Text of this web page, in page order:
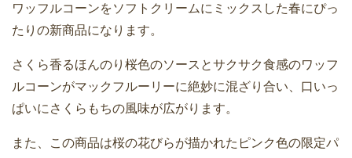
ワッフルコーンをソフトクリームにミックスした春にぴっ
たりの新商品になります。
さくら香るほんのり桜色のソースとサクサク食感のワッフ
ルコーンがマックフルーリーに絶妙に混ざり合い、口いっ
ぱいにさくらもちの風味が広がります。
また、この商品は桜の花びらが描かれたピンク色の限定パ